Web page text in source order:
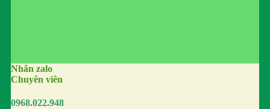
Nhắn zalo
Chuyên viên
0968.022.948